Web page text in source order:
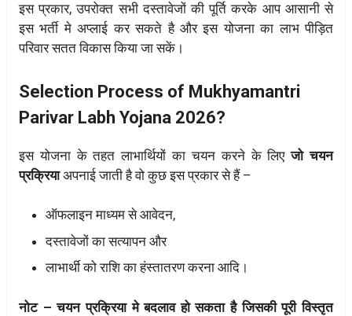
इस प्रकार, उपरोक्त सभी दस्तावेजों की पूर्ति करके आप आसानी से
इस भर्ती मे अप्लाई कर सकते है और इस योजना का लाभ पीड़ित
परिवार सतत विकास किया जा सकें।
Selection Process of Mukhyamantri
Parivar Labh Yojana 2026?
इस योजना के तहत लाभार्थियों का चयन करने के लिएजो चयन
प्रक्रियाअपनाई जाती है वो कुछ इस प्रकार से हैं –
ऑफलाइन माध्यम से आवेदन,
दस्तावेजों का सत्यापन और
लाभार्थी को राशि का हंस्तातरण करना आदि।
नोट – चयन प्रक्रिया मे बदलाव हो सकता है जिसकी पूरी विस्तृत